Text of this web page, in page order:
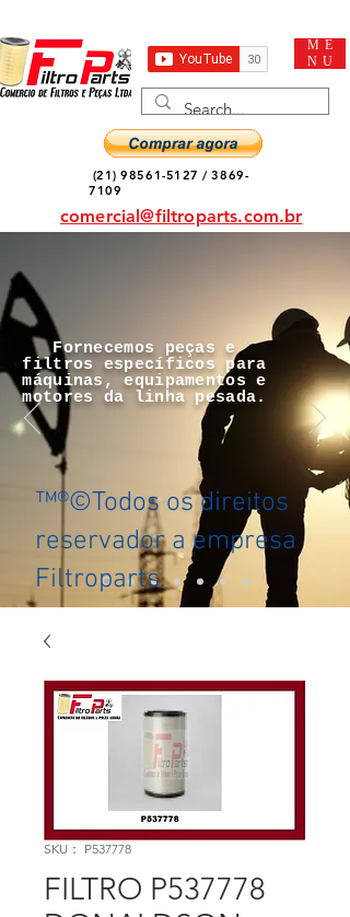
ME
NU
(21) 98561-5127 /3869-
7109
comercial@filtroparts.com.br
Fornecemos peças e
filtros específicos para
máquinas, equipamentos e
motores da linha pesada.
™®©Todos os direitos
reservador a empresa
Filtroparts.
SKU： P537778
FILTRO P537778